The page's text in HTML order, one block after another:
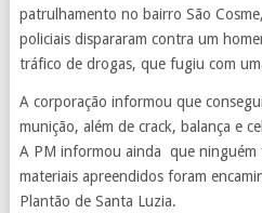
patrulhamento no bairro São
policiais dispararam contra um
tráfico de drogas, que fugiu com
A corporação informou que
munição, além de crack, balança e
A PM informou ainda que
materiais apreendidos foram
Plantão de Santa Luzia.